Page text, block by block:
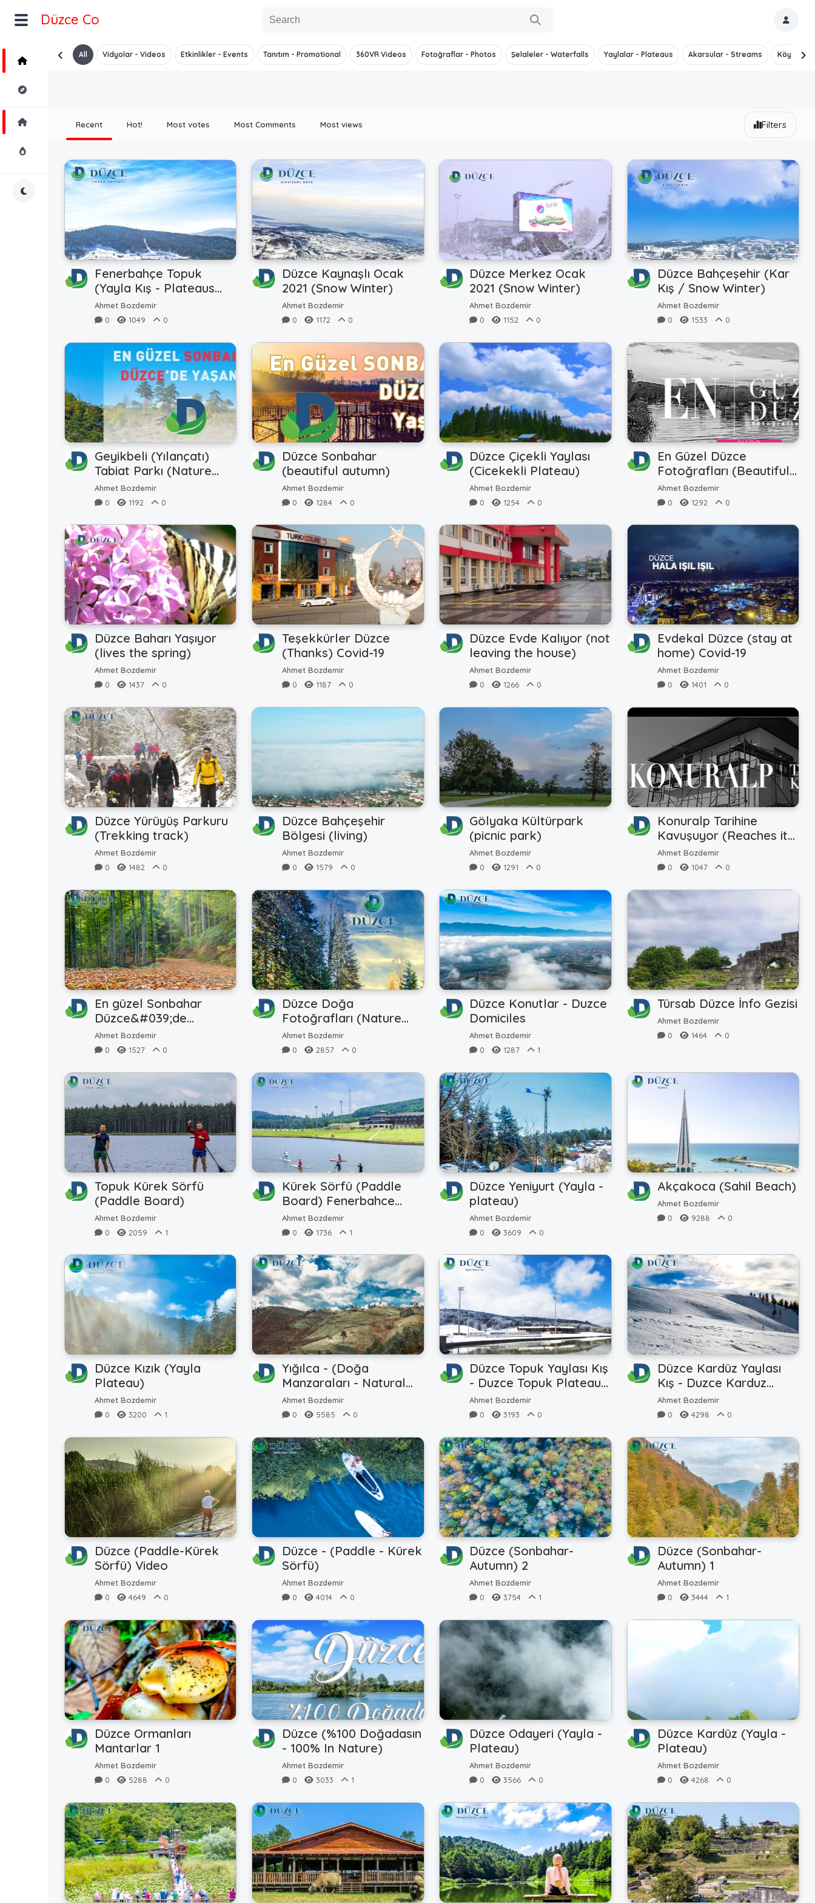
Düzce Co
Home
Home
Night Mode
All Vidyolar - Videos Etkinlikler - Events Tanıtım - Promotional 360VR Videos Fotoğraflar - Photos Şelaleler - Waterfalls Yaylalar - Plateaus Akarsular - Streams Köyler -
Recent Hot! Most votes Most Comments Most views Filters
Fenerbahçe Topuk
(Yayla Kış - Plateaus
Winter)
Ahmet Bozdemir
0
1049 0
Düzce Kaynaşlı Ocak
2021 (Snow Winter)
Ahmet Bozdemir
0
1172 0
Düzce Merkez Ocak
2021 (Snow Winter)
Ahmet Bozdemir
0
1152 0
Düzce Bahçeşehir (Kar
Kış / Snow Winter)
Ahmet Bozdemir
0
1533 0
Geyikbeli (Yılançatı)
Tabiat Parkı (Nature
Park)
Ahmet Bozdemir
0
1192 0
Düzce Sonbahar
(beautiful autumn)
Ahmet Bozdemir
0
1284 0
Düzce Çiçekli Yaylası
(Cicekekli Plateau)
Ahmet Bozdemir
0
1254 0
En Güzel Düzce
Fotoğrafları (Beautiful
Photos)
Ahmet Bozdemir
0
1292 0
Düzce Baharı Yaşıyor
(lives the spring)
Ahmet Bozdemir
0
1437 0
Teşekkürler Düzce
(Thanks) Covid-19
Ahmet Bozdemir
0
1187 0
Düzce Evde Kalıyor (not
leaving the house)
Ahmet Bozdemir
0
1266 0
Evdekal Düzce (stay at
home) Covid-19
Ahmet Bozdemir
0
1401 0
Düzce Yürüyüş Parkuru
(Trekking track)
Ahmet Bozdemir
0
1482 0
Düzce Bahçeşehir
Bölgesi (living)
Ahmet Bozdemir
0
1579 0
Gölyaka Kültürpark
(picnic park)
Ahmet Bozdemir
0
1291 0
Konuralp Tarihine
Kavuşuyor (Reaches its
History)
Ahmet Bozdemir
0
1047 0
En güzel Sonbahar
Düzce&#039;de
(beautiful autumn)
Ahmet Bozdemir
0
1527 0
Düzce Doğa
Fotoğrafları (Nature
Photos)
Ahmet Bozdemir
0
2857 0
Düzce Konutlar - Duzce
Domiciles
Ahmet Bozdemir
0
1287 1
Türsab Düzce İnfo Gezisi
Ahmet Bozdemir
0
1464 0
Topuk Kürek Sörfü
(Paddle Board)
Ahmet Bozdemir
0
2059 1
Kürek Sörfü (Paddle
Board) Fenerbahce
Topuk
Ahmet Bozdemir
0
1736 1
Düzce Yeniyurt (Yayla -
plateau)
Ahmet Bozdemir
0
3609 0
Akçakoca (Sahil Beach)
Ahmet Bozdemir
0
9288 0
Düzce Kızık (Yayla
Plateau)
Ahmet Bozdemir
0
3200 1
Yığılca - (Doğa
Manzaraları - Natural
Landscapes)
Ahmet Bozdemir
0
5585 0
Düzce Topuk Yaylası Kış
- Duzce Topuk Plateau
Winter
Ahmet Bozdemir
0
3193 0
Düzce Kardüz Yaylası
Kış - Duzce Karduz
Plateau Winter
Ahmet Bozdemir
0
4298 0
Düzce (Paddle-Kürek
Sörfü) Video
Ahmet Bozdemir
0
4649 0
Düzce - (Paddle - Kürek
Sörfü)
Ahmet Bozdemir
0
4014 0
Düzce (Sonbahar-
Autumn) 2
Ahmet Bozdemir
0
3754 1
Düzce (Sonbahar-
Autumn) 1
Ahmet Bozdemir
0
3444 1
Düzce Ormanları
Mantarlar 1
Ahmet Bozdemir
0
5288 0
Düzce (%100 Doğadasın
- 100% In Nature)
Ahmet Bozdemir
0
3033 1
Düzce Odayeri (Yayla -
Plateau)
Ahmet Bozdemir
0
3566 0
Düzce Kardüz (Yayla -
Plateau)
Ahmet Bozdemir
0
4268 0